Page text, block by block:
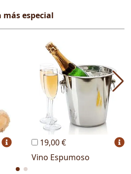
más especial
19,00 €
Vino Espumoso